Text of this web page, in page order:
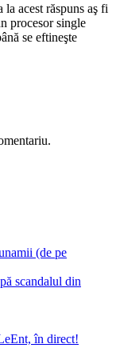
acest răspuns aş fi
procesor single
se eftineşte
(de pe
scandalul din
în direct!